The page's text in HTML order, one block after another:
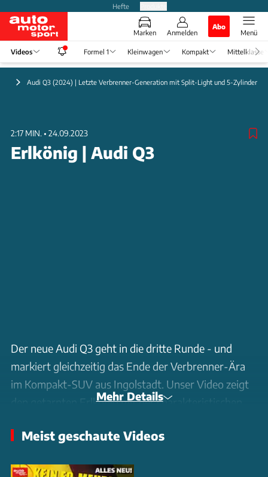
Hefte
Marken Anmelden
Abo
Menü
Videos Formel 1 Kleinwagen Kompakt Mittelklasse
Audi Q3 (2024) | Letzte Verbrenner-Generation mit Split-Light und 5-Zylinder
2:17 MIN. • 24.09.2023
Erlkönig | Audi Q3
Der neue Audi Q3 geht in die dritte Runde - und
markiert gleichzeitig das Ende der Verbrenner-Ära
im Kompakt-SUV aus Ingolstadt. Unser Video zeigt
den getarnten Erlkönig mit der charakteristischen
Merkmale: Oben sitzen schmale LED-
Mehr Details
Meist geschaute Videos